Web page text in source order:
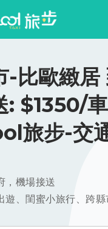
-比歐緻居
: $1350/
旅步-交
，機場接送
遊、閨蜜小旅行、跨縣